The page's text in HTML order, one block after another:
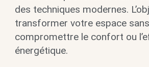
des techniques modernes.
transformer votre espace sans
compromettre le confort ou
énergétique.